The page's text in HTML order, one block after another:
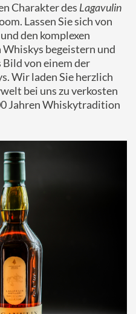
Charakter des Lagavulin
Lassen Sie sich von
den komplexen
begeistern und
Bild von einem der
Wir laden Sie herzlich
bei uns zu verkosten
Jahren Whiskytradition